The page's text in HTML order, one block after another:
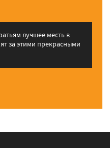
лучшее месть в
за этими прекрасными